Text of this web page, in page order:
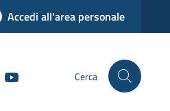
Accedi all'area personale
LinkedIn Cerca